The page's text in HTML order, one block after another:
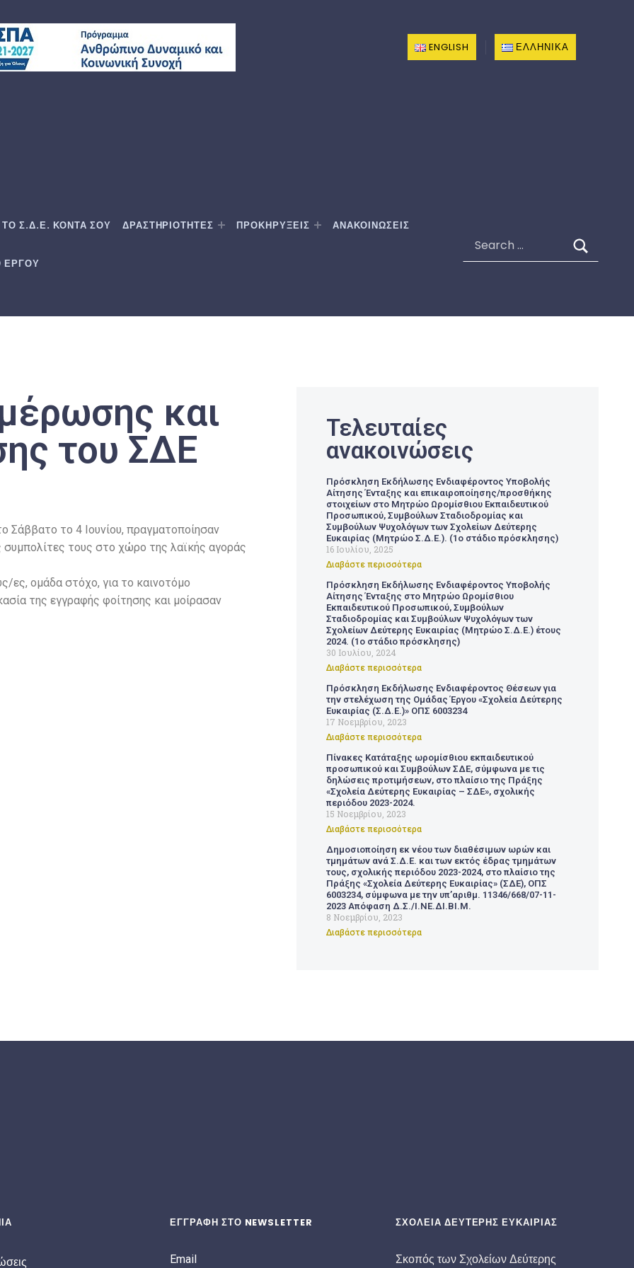
ENGLISH ΕΛΛΗΝΙΚΆ
ΤΟ Σ.Δ.Ε. ΚΟΝΤΑ ΣΟΥ ΔΡΑΣΤΗΡΙΟΤΗΤΕΣ ΠΡΟΚΗΡΥΞΕΙΣ ΑΝΑΚΟΙΝΩΣΕΙΣ
ΕΡΓΟΥ
και
του ΣΔΕ
Σάββατο το 4 Ιουνίου, πραγματοποίησαν
τους στο χώρο της λαϊκής αγοράς
ες, ομάδα στόχο, για το καινοτόμο
της εγγραφής φοίτησης και μοίρασαν
Τελευταίες
ανακοινώσεις
Πρόσκληση Εκδήλωσης Ενδιαφέροντος Υποβολής
Αίτησης Ένταξης και επικαιροποίησης/προσθήκης
στοιχείων στο Μητρώο Ωρομίσθιου Εκπαιδευτικού
Προσωπικού, Συμβούλων Σταδιοδρομίας και
Συμβούλων Ψυχολόγων των Σχολείων Δεύτερης
Ευκαιρίας (Μητρώο Σ.Δ.Ε.). (1ο στάδιο πρόσκλησης)
16 Ιουλίου, 2025
Διαβάστε περισσότερα
Πρόσκληση Εκδήλωσης Ενδιαφέροντος Υποβολής
Αίτησης Ένταξης στο Μητρώο Ωρομίσθιου
Εκπαιδευτικού Προσωπικού, Συμβούλων
Σταδιοδρομίας και Συμβούλων Ψυχολόγων των
Σχολείων Δεύτερης Ευκαιρίας (Μητρώο Σ.Δ.Ε.) έτους
2024. (1ο στάδιο πρόσκλησης)
30 Ιουλίου, 2024
Διαβάστε περισσότερα
Πρόσκληση Εκδήλωσης Ενδιαφέροντος Θέσεων για
την στελέχωση της Ομάδας Έργου «Σχολεία Δεύτερης
Ευκαιρίας (Σ.Δ.Ε.)» ΟΠΣ 6003234
17 Νοεμβρίου, 2023
Διαβάστε περισσότερα
Πίνακες Κατάταξης ωρομίσθιου εκπαιδευτικού
προσωπικού και Συμβούλων ΣΔΕ, σύμφωνα με τις
δηλώσεις προτιμήσεων, στο πλαίσιο της Πράξης
«Σχολεία Δεύτερης Ευκαιρίας – ΣΔΕ», σχολικής
περιόδου 2023-2024.
15 Νοεμβρίου, 2023
Διαβάστε περισσότερα
Δημοσιοποίηση εκ νέου των διαθέσιμων ωρών και
τμημάτων ανά Σ.Δ.Ε. και των εκτός έδρας τμημάτων
τους, σχολικής περιόδου 2023-2024, στο πλαίσιο της
Πράξης «Σχολεία Δεύτερης Ευκαιρίας» (ΣΔΕ), ΟΠΣ
6003234, σύμφωνα με την υπ’αριθμ. 11346/668/07-11-
2023 Απόφαση Δ.Σ./Ι.ΝΕ.ΔΙ.ΒΙ.Μ.
8 Νοεμβρίου, 2023
Διαβάστε περισσότερα
ΕΓΓΡΑΦΗ ΣΤΟ NEWSLETTER
Email
ΣΧΟΛΕΙΑ ΔΕΥΤΕΡΗΣ ΕΥΚΑΙΡΙΑΣ
Σκοπός των Σχολείων Δεύτερης